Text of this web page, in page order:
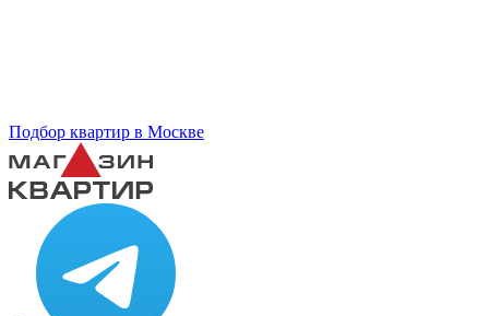
Подбор квартир в Москве